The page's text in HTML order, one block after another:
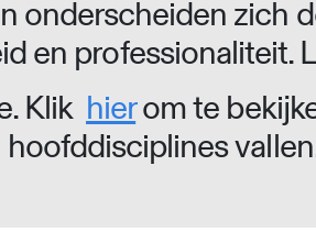
onderscheiden zich
en professionaliteit.
Klik hierom te